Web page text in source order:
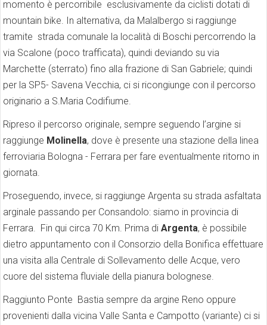
momento è percorribile esclusivamente da ciclisti dotati di
mountain bike. In alternativa, da Malalbergo si raggiunge
tramite strada comunale la località di Boschi percorrendo la
via Scalone (poco trafficata), quindi deviando su via
Marchette (sterrato) fino alla frazione di San Gabriele; quindi
per la SP5- Savena Vecchia, ci si ricongiunge con il percorso
originario a S.Maria Codifiume.
Ripreso il percorso originale, sempre seguendo l’argine si
raggiunge Molinella, dove è presente una stazione della linea
ferroviaria Bologna - Ferrara per fare eventualmente ritorno in
giornata.
Proseguendo, invece, si raggiunge Argenta su strada asfaltata
arginale passando per Consandolo: siamo in provincia di
Ferrara. Fin qui circa 70 Km. Prima di Argenta, è possibile
dietro appuntamento con il Consorzio della Bonifica effettuare
una visita alla Centrale di Sollevamento delle Acque, vero
cuore del sistema fluviale della pianura bolognese.
Raggiunto Ponte Bastia sempre da argine Reno oppure
provenienti dalla vicina Valle Santa e Campotto (variante) ci si